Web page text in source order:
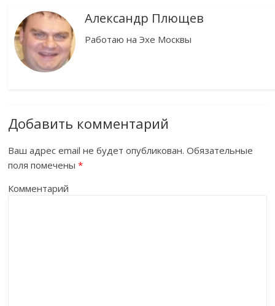
Александр Плющев
Работаю на Эхе Москвы
Добавить комментарий
Ваш адрес email не будет опубликован. Обязательные
поля помечены*
Комментарий